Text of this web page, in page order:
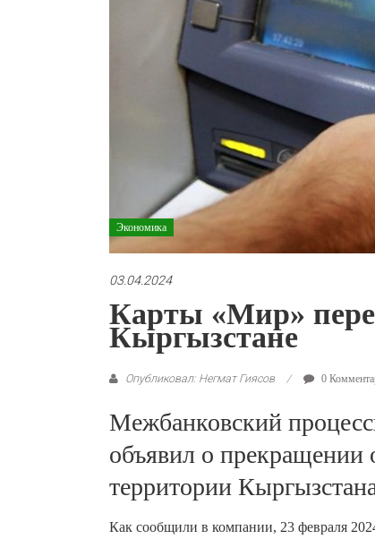
Экономика
03.04.2024
Карты «Мир»
Кыргызстане
Опубликовал: Негмат Гиясов 0
Межбанковский
объявил о
территории
Как сообщили в компании, 23 февраля